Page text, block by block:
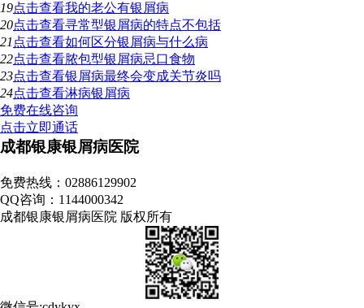
19点击查看我的老公有银屑病
20点击查看寻常型银屑病的特点不包括
21 点击查看如何区分银屑病与什么病
22点击查看脓包型银屑病忌口食物
23点击查看银屑病最终会变成关节炎吗
24点击查看淋病银屑病
免费在线咨询
点击立即通话
成都银康银屑病医院
免费热线：02886129902
QQ咨询：1144000342
成都银康银屑病医院 版权所有